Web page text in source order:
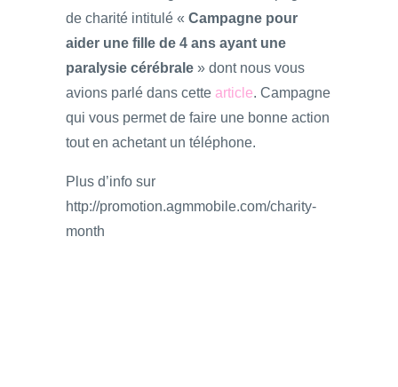
de charité intitulé « Campagne pour
aider une fille de 4 ans ayant une
paralysie cérébrale » dont nous vous
avions parlé dans cette article. Campagne
qui vous permet de faire une bonne action
tout en achetant un téléphone.
Plus d’info sur
http://promotion.agmmobile.com/charity-
month